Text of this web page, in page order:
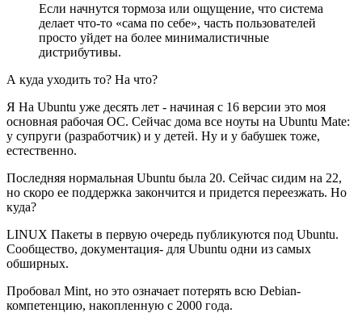
Если начнутся тормоза или ощущение, что система
делает что-то «сама по себе», часть пользователей
просто уйдет на более минималистичные
дистрибутивы.
А куда уходить то? На что?
Я На Ubuntu уже десять лет - начиная с 16 версии это моя
основная рабочая ОС. Сейчас дома все ноуты на Ubuntu Mаte:
у супруги (разработчик) и у детей. Ну и у бабушек тоже,
естественно.
Последняя нормальная Ubuntu была 20. Сейчас сидим на 22,
но скоро ее поддержка закончится и придется переезжать. Но
куда?
LINUX Пакеты в первую очередь публикуются под Ubuntu.
Сообщество, документация- для Ubuntu одни из самых
обширных.
Пробовал Mint, но это означает потерять всю Debian-
компетенцию, накопленную с 2000 года.